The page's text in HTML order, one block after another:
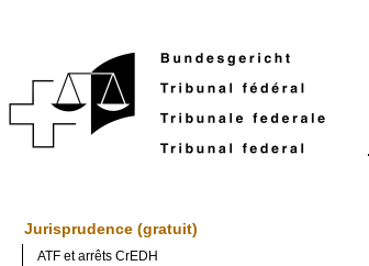
Jurisprudence (gratuit)
ATF et arrêts CrEDH